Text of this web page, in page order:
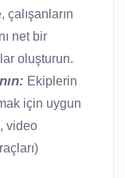
çalışanların
net bir
oluşturun.
Ekiplerin
için uygun
video